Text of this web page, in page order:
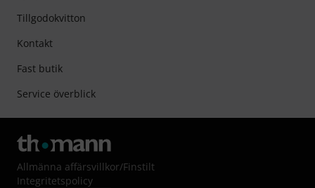
Tillgodokvitton
Kontakt
Fast butik
Service överblick
Allmänna affärsvillkor/Finstilt
Integritetspolicy